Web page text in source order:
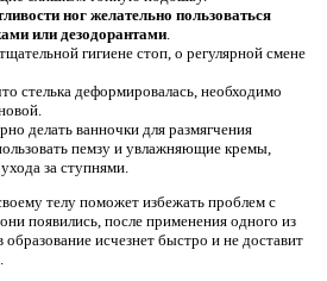
ног желательно пользоваться
или дезодорантами
гигиене стоп, о регулярной смене
стелька деформировалась, необходимо
делать ванночки для размягчения
пемзу и увлажняющие кремы,
за ступнями.
телу поможет избежать проблем с
появились, после применения одного из
исчезнет быстро и не доставит